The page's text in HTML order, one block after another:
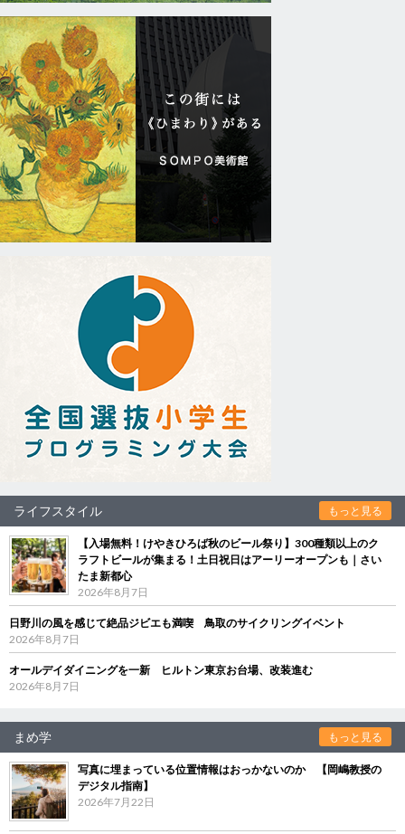
ライフスタイル もっと見る
【入場無料！けやきひろば秋のビール祭り】300種類以上のク
ラフトビールが集まる！土日祝日はアーリーオープンも｜さい
たま新都心
2026年8月7日
日野川の風を感じて絶品ジビエも満喫 鳥取のサイクリングイベント
2026年8月7日
オールデイダイニングを一新 ヒルトン東京お台場、改装進む
2026年8月7日
まめ学 もっと見る
写真に埋まっている位置情報はおっかないのか 【岡嶋教授の
デジタル指南】
2026年7月22日